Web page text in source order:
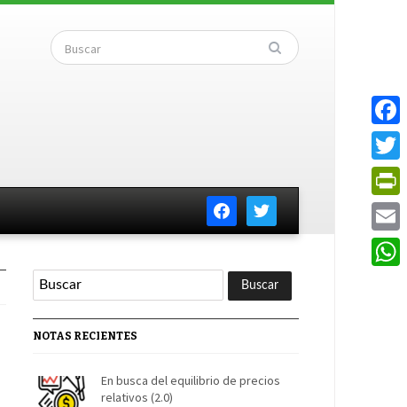
facebooktwitter
NOTAS RECIENTES
En busca del equilibrio de precios
relativos (2.0)
Email